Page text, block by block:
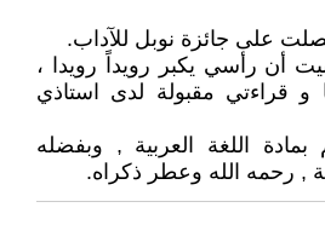
على جائزة نوبل للآداب.
أن رأسي يكبر رويداً رويدا ،
قراءتي مقبولة لدى استاذي
اللغة العربية , وبفضله
, رحمه الله وعطر ذكراه.